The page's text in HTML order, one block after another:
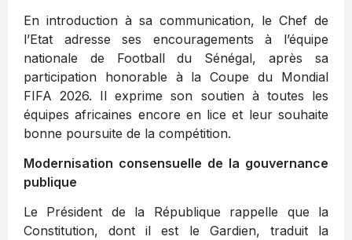
En introduction à sa communication, le Chef de
l’Etat adresse ses encouragements à l’équipe
nationale de Football du Sénégal, après sa
participation honorable à la Coupe du Mondial
FIFA 2026. Il exprime son soutien à toutes les
équipes africaines encore en lice et leur souhaite
bonne poursuite de la compétition.
Modernisation consensuelle de la gouvernance
publique
Le Président de la République rappelle que la
Constitution, dont il est le Gardien, traduit la